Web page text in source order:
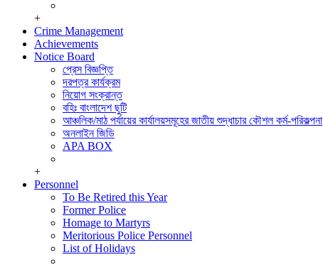
+
Crime Management
Achievements
Notice Board
প্রেস বিজ্ঞপ্তি
দরপত্র কার্যক্রম
নিয়োগ সংক্রান্ত
বহিঃ বাংলাদেশ ছুটি
আঞ্চলিক/মাঠ পর্যায়ের কার্যালয়সমূহের জাতীয় শুদ্ধাচার কৌশল কর্ম-পরিকল্পনা
অনলাইন জিডি
APA BOX
+
Personnel
To Be Retired this Year
Former Police
Homage to Martyrs
Meritorious Police Personnel
List of Holidays